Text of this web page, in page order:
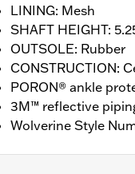
LINING: Mesh
SHAFT HEIGHT:
OUTSOLE: Rubber
CONSTRUCTION:
PORON® ankle
3M™ reflective
Wolverine Style